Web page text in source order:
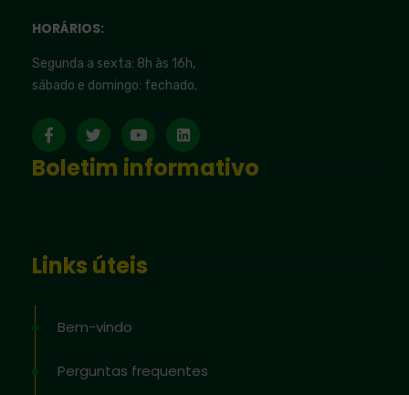
HORÁRIOS:
Segunda a sexta: 8h às 16h,
sábado e domingo: fechado.
Boletim informativo
Links úteis
Bem-vindo
Perguntas frequentes